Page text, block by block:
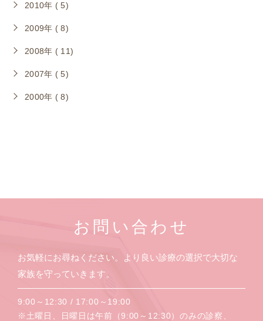
2010年 ( 5)
2009年 ( 8)
2008年 ( 11)
2007年 ( 5)
2000年 ( 8)
お問い合わせ
お気軽にお尋ねください。より良い診療の選択で大切な
家族を守っていきます。
9:00～12:30 / 17:00～19:00
※土曜日、日曜日は午前（9:00～12:30）のみの診察、